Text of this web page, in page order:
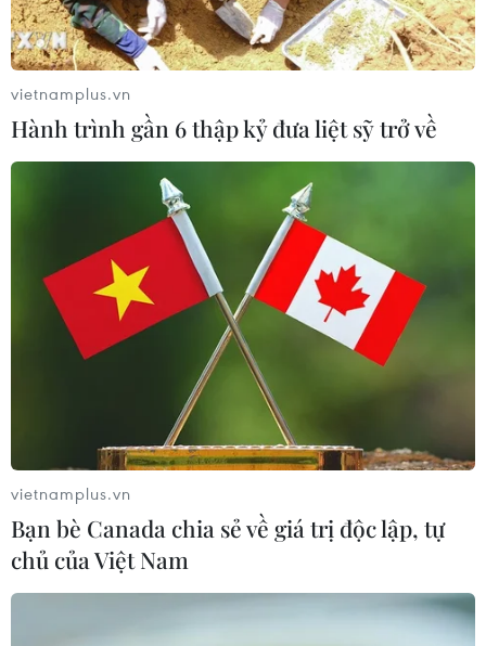
mỗi môn
09/08/2026 06:40
Các trường đại học bắt đầu công bố
điểm chuẩn xét tuyển năm 2026
Lâm Đồng: Mưa lớn gây sạt lở đèo
Con Ó, cây đổ trên đèo Bảo Lộc
09/08/2026 06:20
Xây dựng hành lang pháp lý để tháo
gỡ điểm nghẽn, đưa công nghiệp văn
hóa phát triển
09/08/2026 05:26
Cứu sống trẻ sinh cực non 25 tuần
thai, nặng gần 700 gram
vietnamplus.vn
Hành trình gần 6 thập kỷ đưa liệt sỹ trở về
vietnamplus.vn
Bạn bè Canada chia sẻ về giá trị độc lập, tự
chủ của Việt Nam